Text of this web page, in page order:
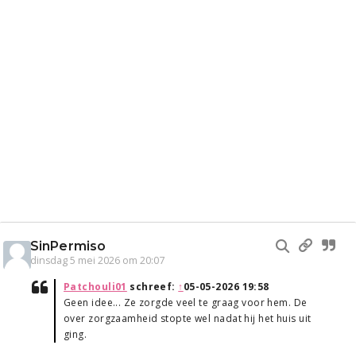
SinPermiso
dinsdag 5 mei 2026 om 20:07
Patchouli01 schreef: ↑05-05-2026 19:58
Geen idee... Ze zorgde veel te graag voor hem. De
over zorgzaamheid stopte wel nadat hij het huis uit
ging.